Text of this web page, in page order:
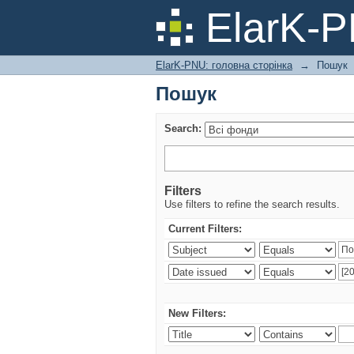
ElarK-
Пошук
ElarK-PNU: головна сторінка → Пошук
Пошук
Search:
Filters
Use filters to refine the search results.
Current Filters:
New Filters: